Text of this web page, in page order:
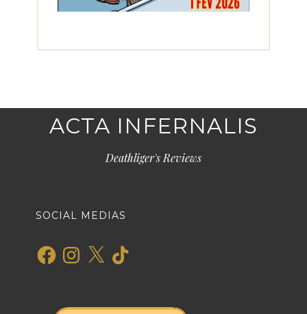
ACTA INFERNALIS
Deathliger's Reviews
SOCIAL MEDIAS
FacebookInstagram
X TikTok